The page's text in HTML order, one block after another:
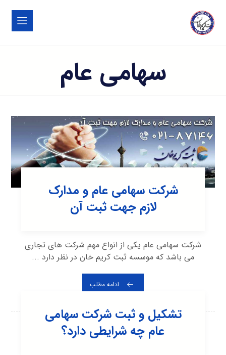
سهامی عام
شرکت سهامی عام و مدارک
لازم جهت ثبت آن
شرکت سهامی عام یکی از انواع مهم شرکت های تجاری
می باشد که موسسه ثبت کریم خان در نظر دارد ...
ادامه مطلب
تشکیل و ثبت شرکت سهامی
عام چه شرایطی دارد؟